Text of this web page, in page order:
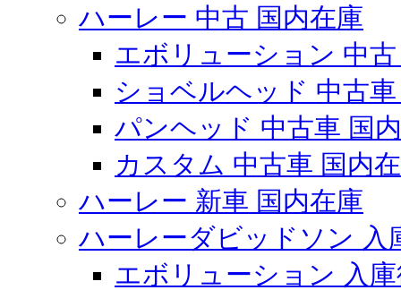
ハーレー 中古 国内在庫
エボリューション 中
ショベルヘッド 中古
パンヘッド 中古車 国
カスタム 中古車 国内
ハーレー 新車 国内在庫
ハーレーダビッドソン 入
エボリューション 入